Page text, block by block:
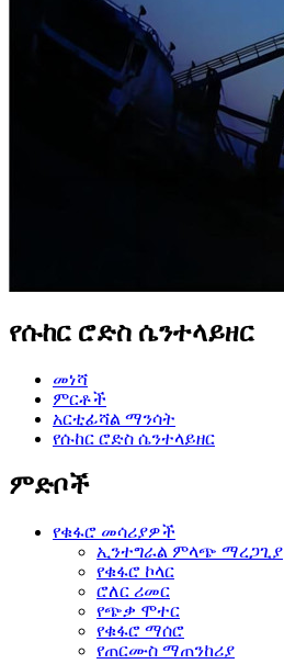
የሱከር ሮድስ ሴንተላይዘር
መነሻ
ምርቶች
አርቲፊሻል ማንሳት
የሱከር ሮድስ ሴንተላይዘር
ምድቦች
የቁፋሮ መሳሪያዎች
ኢንተግራል ምላጭ ማረጋጊያ
የቁፋሮ ኮላር
ሮለር ሪመር
የጭቃ ሞተር
የቁፋሮ ማሰሮ
የጠርሙስ ማጠንከሪያ